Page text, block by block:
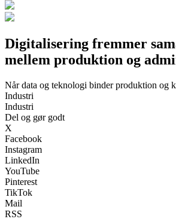
Digitalisering fremmer
mellem produktion og
Når data og teknologi binder produktion og
Industri
Industri
Del og gør godt
X
Facebook
Instagram
LinkedIn
YouTube
Pinterest
TikTok
Mail
RSS